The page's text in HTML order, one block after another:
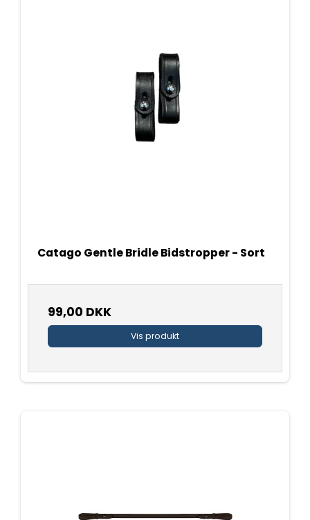
Catago Gentle Bridle Bidstropper - Sort
99,00 DKK
Vis produkt